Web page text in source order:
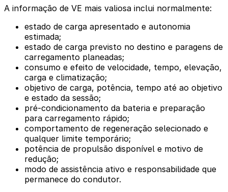
A informação de VE mais valiosa inclui normalmente:
estado de carga apresentado e autonomia
estimada;
estado de carga previsto no destino e paragens de
carregamento planeadas;
consumo e efeito de velocidade, tempo, elevação,
carga e climatização;
objetivo de carga, potência, tempo até ao objetivo
e estado da sessão;
pré-condicionamento da bateria e preparação
para carregamento rápido;
comportamento de regeneração selecionado e
qualquer limite temporário;
potência de propulsão disponível e motivo de
redução;
modo de assistência ativo e responsabilidade que
permanece do condutor.